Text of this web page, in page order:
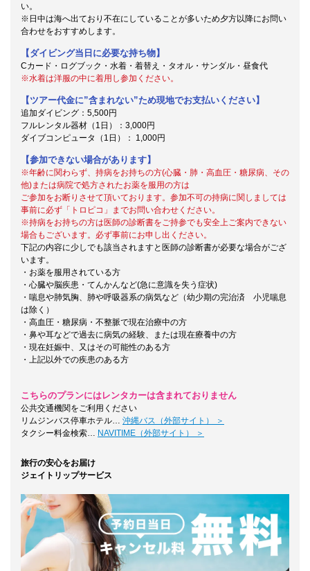
い。
※日中は海へ出ており不在にしていることが多いため夕方以降にお問い
合わせをおすすめします。
【ダイビング当日に必要な持ち物】
Cカード・ログブック・水着・着替え・タオル・サンダル・昼食代
※水着は洋服の中に着用し参加ください。
【ツアー代金に”含まれない”ため現地でお支払いください】
追加ダイビング：5,500円
フルレンタル器材（1日）：3,000円
ダイブコンピュータ（1日）： 1,000円
【参加できない場合があります】
※年齢に関わらず、持病をお持ちの方(心臓・肺・高血圧・糖尿病、その
他)または病院で処方されたお薬を服用の方は
ご参加をお断りさせて頂いております。参加不可の持病に関しましては
事前に必ず「トロピコ」までお問い合わせください。
※持病をお持ちの方は医師の診断書をご持参でも安全上ご案内できない
場合もございます。必ず事前にお申し出ください。
下記の内容に少しでも該当されますと医師の診断書が必要な場合がござ
います。
・お薬を服用されている方
・心臓や脳疾患・てんかんなど(急に意識を失う症状)
・喘息や肺気胸、肺や呼吸器系の病気など（幼少期の完治済 小児喘息
は除く）
・高血圧・糖尿病・不整脈で現在治療中の方
・鼻や耳などで過去に病気の経験、または現在療養中の方
・現在妊娠中、又はその可能性のある方
・上記以外での疾患のある方
こちらのプランにはレンタカーは含まれておりません
公共交通機関をご利用ください
リムジンバス停車ホテル… 沖縄バス（外部サイト） ＞
タクシー料金検索… NAVITIME（外部サイト） ＞
旅行の安心をお届け
ジェイトリップサービス